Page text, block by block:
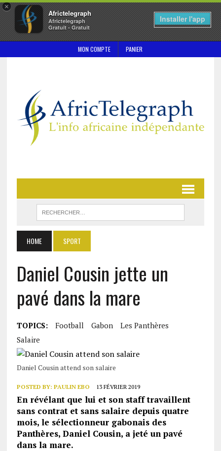
×
Africtelegraph
Africtelegraph
Gratuit - Gratuit
Installer l'app
MON COMPTE PANIER
HOME SPORT
Daniel Cousin jette un
pavé dans la mare
TOPICS: Football Gabon
Les Panthères
Salaire
Daniel Cousin attend son salaire
POSTED BY: PAULIN EBO 13 FÉVRIER 2019
En révélant que lui et son staff travaillent
sans contrat et sans salaire depuis quatre
mois, le sélectionneur gabonais des
Panthères, Daniel Cousin, a jeté un pavé
dans la mare.